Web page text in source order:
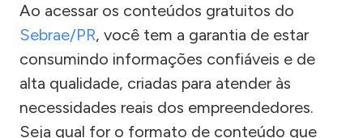
Ao acessar os conteúdos gratuitos do
Sebrae/PR, você tem a garantia de estar
consumindo informações confiáveis e de
alta qualidade, criadas para atender às
necessidades reais dos empreendedores.
Seja qual for o formato de conteúdo que